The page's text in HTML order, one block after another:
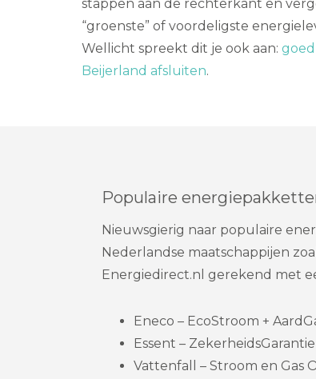
stappen aan de rechterkant en
“groenste” of voordeligste
Wellicht spreekt dit je ook aan:
Beijerland afsluiten.
Populaire
Nieuwsgierig naar populaire
Nederlandse maatschappijen
Energiedirect.nl gerekend met
Eneco – EcoStroom +
Essent –
Vattenfall – Stroom en Gas